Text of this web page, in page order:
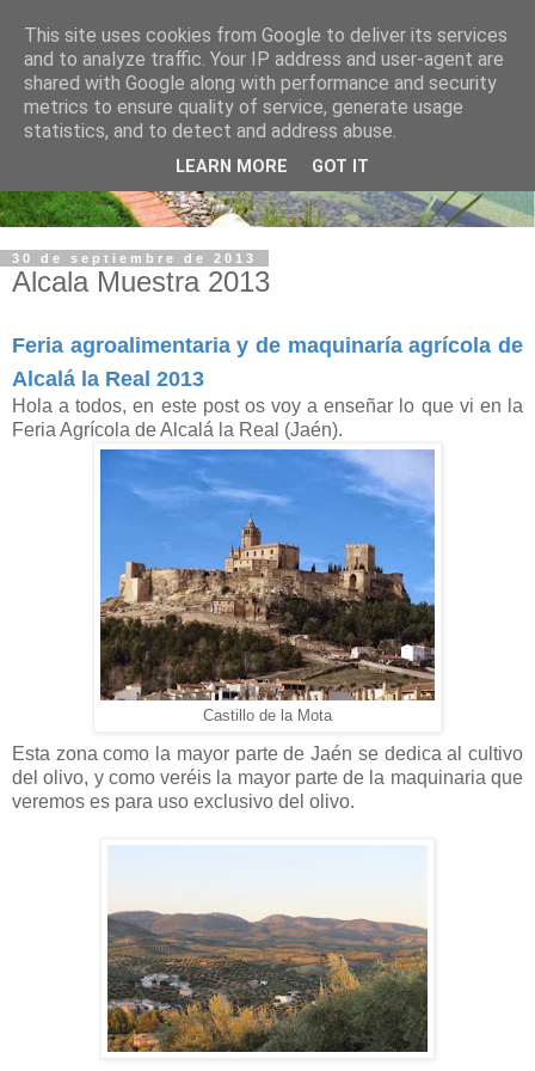
30 de septiembre de 2013
Alcala Muestra 2013
Feria agroalimentaria y de maquinaría agrícola de
Alcalá la Real 2013
Hola a todos, en este post os voy a enseñar lo que vi en la
Feria Agrícola de Alcalá la Real (Jaén).
Castillo de la Mota
Esta zona como la mayor parte de Jaén se dedica al cultivo
del olivo, y como veréis la mayor parte de la maquinaria que
veremos es para uso exclusivo del olivo.
This site uses cookies from Google to deliver its services
and to analyze traffic. Your IP address and user-agent are
shared with Google along with performance and security
metrics to ensure quality of service, generate usage
statistics, and to detect and address abuse.
LEARN MORE GOT IT